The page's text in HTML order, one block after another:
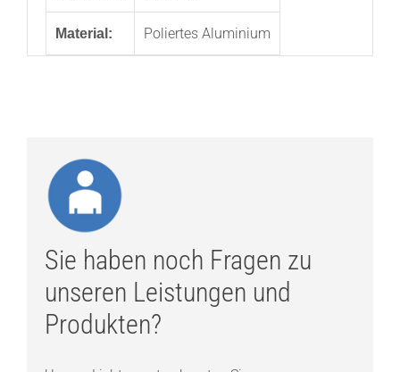
Material: Poliertes Aluminium
Sie haben noch Fragen zu
unseren Leistungen und
Produkten?